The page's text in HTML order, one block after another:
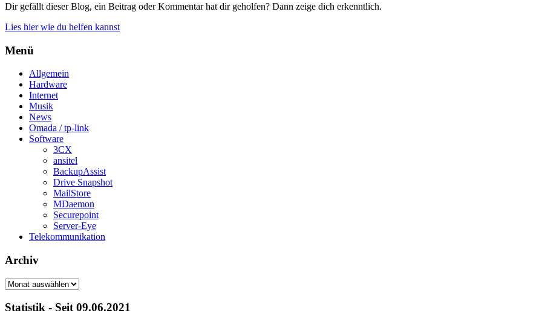
Dir gefällt dieser Blog, ein Beitrag oder Kommentar hat dir geholfen? Dann zeige dich erkenntlich.
Lies hier wie du helfen kannst
Menü
Allgemein
Hardware
Internet
Musik
News
Omada / tp-link
Software
3CX
ansitel
BackupAssist
Drive Snapshot
MailStore
MDaemon
Securepoint
Server-Eye
Telekommunikation
Archiv
Archiv
Statistik - Seit 09.06.2021